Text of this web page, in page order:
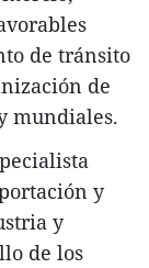
de tránsito
de
mundiales.
y
y
de los